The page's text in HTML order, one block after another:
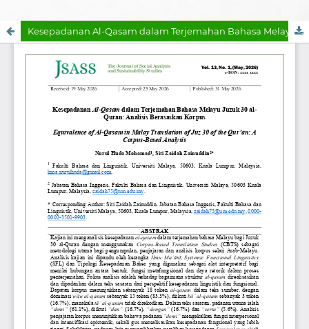
Kesepadanan Al-Qasam dalam Terjemahan Bahasa Melayu Juzuk 30 al-Quran: Analisis Berasaskan Korpus